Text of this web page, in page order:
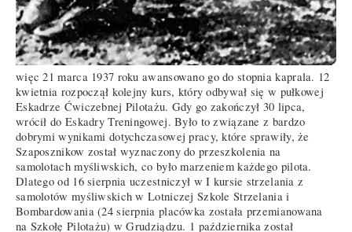
więc 21 marca 1937 roku awansowano go do stopnia kaprala. 12
kwietnia rozpoczął kolejny kurs, który odbywał się w pułkowej
Eskadrze Ćwiczebnej Pilotażu. Gdy go zakończył 30 lipca,
wrócił do Eskadry Treningowej. Było to związane z bardzo
dobrymi wynikami dotychczasowej pracy, które sprawiły, że
Szaposznikow został wyznaczony do przeszkolenia na
samolotach myśliwskich, co było marzeniem każdego pilota.
Dlatego od 16 sierpnia uczestniczył w I kursie strzelania z
samolotów myśliwskich w Lotniczej Szkole Strzelania i
Bombardowania (24 sierpnia placówka została przemianowana
na Szkołę Pilotażu) w Grudziądzu. 1 października został